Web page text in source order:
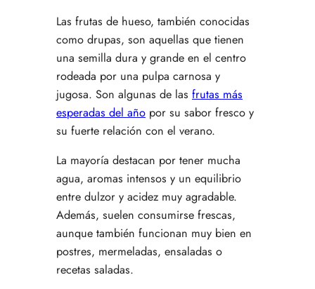
Las frutas de hueso, también conocidas
como drupas, son aquellas que tienen
una semilla dura y grande en el centro
rodeada por una pulpa carnosa y
jugosa. Son algunas de las frutas más
esperadas del año por su sabor fresco y
su fuerte relación con el verano.
La mayoría destacan por tener mucha
agua, aromas intensos y un equilibrio
entre dulzor y acidez muy agradable.
Además, suelen consumirse frescas,
aunque también funcionan muy bien en
postres, mermeladas, ensaladas o
recetas saladas.